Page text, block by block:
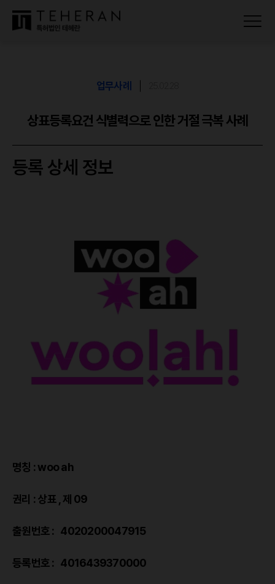
업무사례
상표등록요건 식별력으로 인한 거절 극복 사례
등록 상세 정보
명칭 : woo ah
권리 : 상표 , 제 09
출원번호 : 4020200047915
등록번호 : 4016439370000